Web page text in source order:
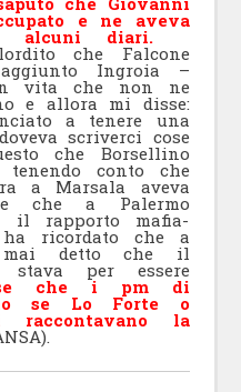
e ne aveva
alcuni diari.
che Falcone
Ingroia –
vita che non ne
e allora mi disse:
a tenere una
scriverci cose
che Borsellino
conto che
a Marsala aveva
che a Palermo
il rapporto mafia-
ricordato che a
detto che il
stava per essere
che i pm di
se Lo Forte o
raccontavano la